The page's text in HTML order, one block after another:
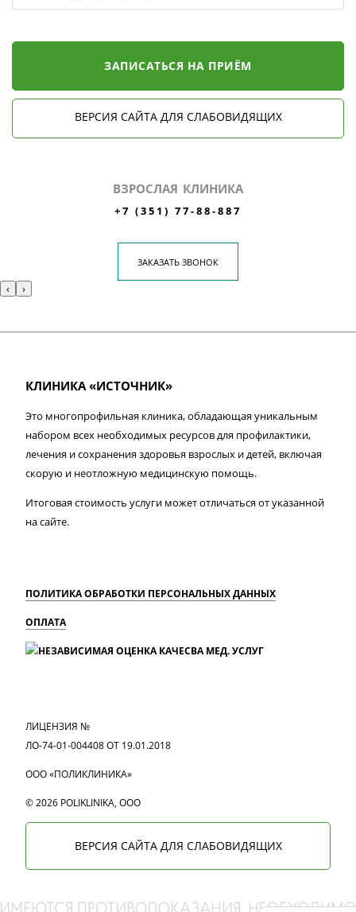
ЗАПИСАТЬСЯ НА ПРИЁМ
ВЕРСИЯ САЙТА ДЛЯ СЛАБОВИДЯЩИХ
ВЗРОСЛАЯ КЛИНИКА
+7 (351) 77-88-887
ЗАКАЗАТЬ ЗВОНОК
‹ ›
КЛИНИКА «ИСТОЧНИК»
Это многопрофильная клиника, обладающая уникальным
набором всех необходимых ресурсов для профилактики,
лечения и сохранения здоровья взрослых и детей, включая
скорую и неотложную медицинскую помощь.
Итоговая стоимость услуги может отличаться от указанной
на сайте.
ПОЛИТИКА ОБРАБОТКИ ПЕРСОНАЛЬНЫХ ДАННЫХ
ОПЛАТА
ЛИЦЕНЗИЯ №
ЛО-74-01-004408 ОТ 19.01.2018
ООО «ПОЛИКЛИНИКА»
© 2026 POLIKLINIKA, OOO
ВЕРСИЯ САЙТА ДЛЯ СЛАБОВИДЯЩИХ